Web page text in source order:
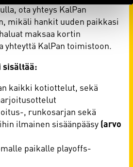
ota yhteys KalPan
mikäli hankit uuden paikkasi
maksaa kortin
yhteyttä KalPan toimistoon.
sisältää:
kaikki kotiottelut, sekä
, runkosarjan sekä
ilmainen sisäänpääsy (arvo
paikalle playoffs-